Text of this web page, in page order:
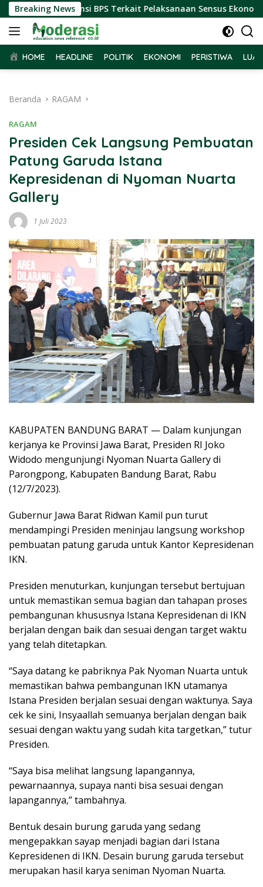
Langsung
ke
konten
Breaking News
Audiensi BPS Terkait Pelaksanaan Sensus Ekonomi 2026
HOME HEADLINE POLITIK EKONOMI PERISTIWA
Beranda RAGAM
RAGAM
Presiden Cek Langsung Pembuatan
Patung Garuda Istana
Kepresidenan di Nyoman Nuarta
Gallery
1 Juli 2023
KABUPATEN BANDUNG BARAT — Dalam kunjungan
kerjanya ke Provinsi Jawa Barat, Presiden RI Joko
Widodo mengunjungi Nyoman Nuarta Gallery di
Parongpong, Kabupaten Bandung Barat, Rabu
(12/7/2023).
Gubernur Jawa Barat Ridwan Kamil pun turut
mendampingi Presiden meninjau langsung workshop
pembuatan patung garuda untuk Kantor Kepresidenan
IKN.
Presiden menuturkan, kunjungan tersebut bertujuan
untuk memastikan semua bagian dan tahapan proses
pembangunan khususnya Istana Kepresidenan di IKN
berjalan dengan baik dan sesuai dengan target waktu
yang telah ditetapkan.
“Saya datang ke pabriknya Pak Nyoman Nuarta untuk
memastikan bahwa pembangunan IKN utamanya
Istana Presiden berjalan sesuai dengan waktunya. Saya
cek ke sini, Insyaallah semuanya berjalan dengan baik
sesuai dengan waktu yang sudah kita targetkan,” tutur
Presiden.
“Saya bisa melihat langsung lapangannya,
pewarnaannya, supaya nanti bisa sesuai dengan
lapangannya,” tambahnya.
Bentuk desain burung garuda yang sedang
mengepakkan sayap menjadi bagian dari Istana
Kepresidenen di IKN. Desain burung garuda tersebut
merupakan hasil karya seniman Nyoman Nuarta.